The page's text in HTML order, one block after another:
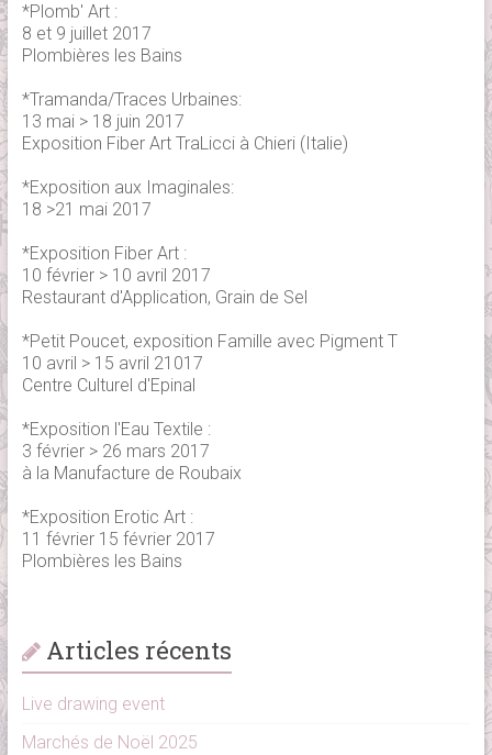
*Plomb' Art :
8 et 9 juillet 2017
Plombières les Bains
*Tramanda/Traces Urbaines:
13 mai > 18 juin 2017
Exposition Fiber Art TraLicci à Chieri (Italie)
*Exposition aux Imaginales:
18 >21 mai 2017
*Exposition Fiber Art :
10 février > 10 avril 2017
Restaurant d'Application, Grain de Sel
*Petit Poucet, exposition Famille avec Pigment T
10 avril > 15 avril 21017
Centre Culturel d'Epinal
*Exposition l'Eau Textile :
3 février > 26 mars 2017
à la Manufacture de Roubaix
*Exposition Erotic Art :
11 février 15 février 2017
Plombières les Bains
Articles récents
Live drawing event
Marchés de Noël 2025